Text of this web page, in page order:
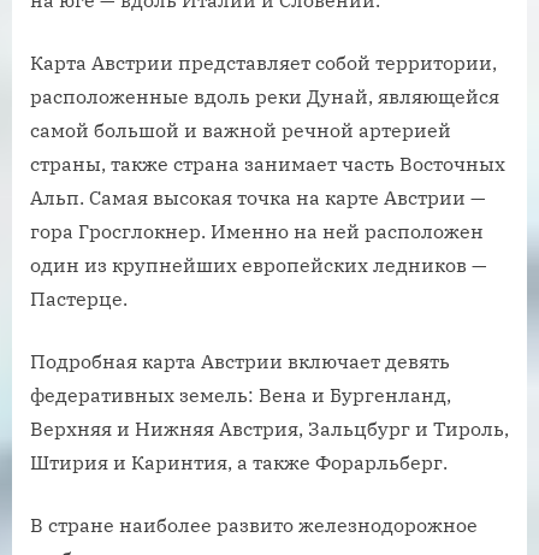
Карта Австрии представляет собой территории,
расположенные вдоль реки Дунай, являющейся
самой большой и важной речной артерией
страны, также страна занимает часть Восточных
Альп. Самая высокая точка на карте Австрии —
гора Гросглокнер. Именно на ней расположен
один из крупнейших европейских ледников —
Пастерце.
Подробная карта Австрии включает девять
федеративных земель: Вена и Бургенланд,
Верхняя и Нижняя Австрия, Зальцбург и Тироль,
Штирия и Каринтия, а также Форарльберг.
В стране наиболее развито железнодорожное